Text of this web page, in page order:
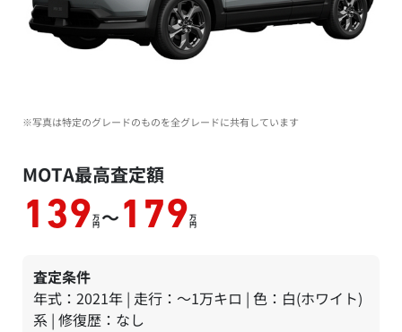
※写真は特定のグレードのものを全グレードに共有しています
MOTA最高査定額
139万
円 ～ 179万
円
査定条件
年式：2021年 | 走行：～1万キロ | 色：白(ホワイト)
系 | 修復歴：なし